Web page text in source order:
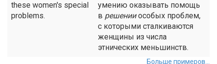
these women's special
problems.
умению оказывать помощь
в решенииособых проблем,
с которыми сталкиваются
женщины из числа
этнических меньшинств.
Больше примеров...